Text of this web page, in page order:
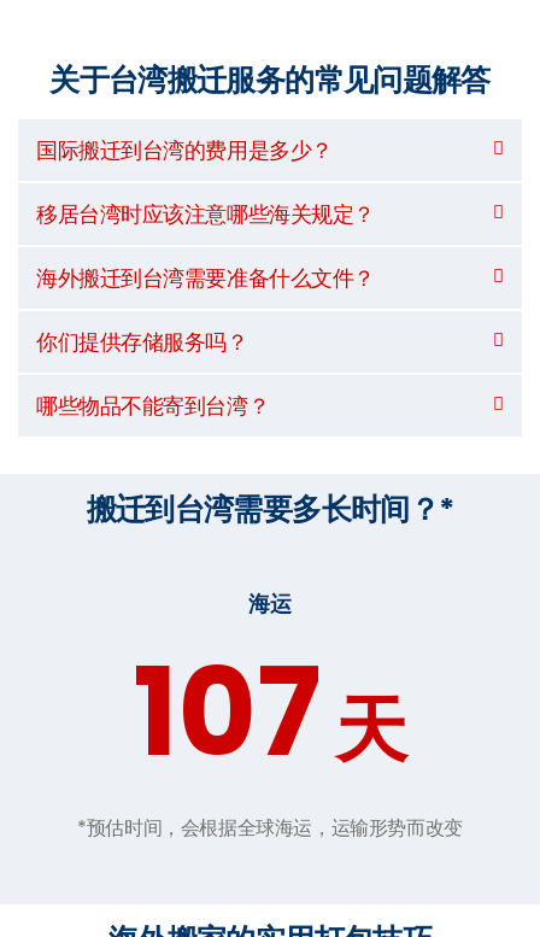
关于台湾搬迁服务的常见问题解答
国际搬迁到台湾的费用是多少？
移居台湾时应该注意哪些海关规定？
海外搬迁到台湾需要准备什么文件？
你们提供存储服务吗？
哪些物品不能寄到台湾？
搬迁到台湾需要多长时间？*
海运
107天
*预估时间，会根据全球海运，运输形势而改变